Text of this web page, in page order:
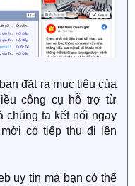
đặt ra mục tiêu của
công cụ hỗ trợ từ
chúng ta kết nối ngay
có tiếp thu đi lên
uy tín mà bạn có thể